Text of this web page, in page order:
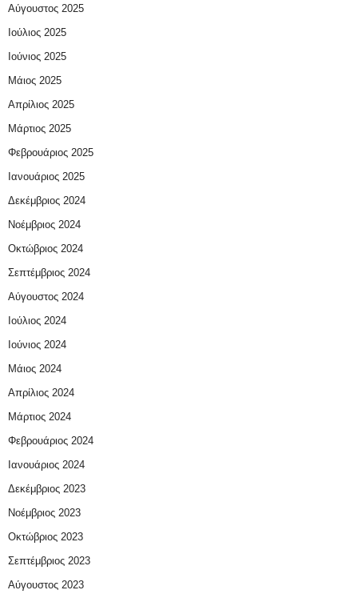
Αύγουστος 2025
Ιούλιος 2025
Ιούνιος 2025
Μάιος 2025
Απρίλιος 2025
Μάρτιος 2025
Φεβρουάριος 2025
Ιανουάριος 2025
Δεκέμβριος 2024
Νοέμβριος 2024
Οκτώβριος 2024
Σεπτέμβριος 2024
Αύγουστος 2024
Ιούλιος 2024
Ιούνιος 2024
Μάιος 2024
Απρίλιος 2024
Μάρτιος 2024
Φεβρουάριος 2024
Ιανουάριος 2024
Δεκέμβριος 2023
Νοέμβριος 2023
Οκτώβριος 2023
Σεπτέμβριος 2023
Αύγουστος 2023